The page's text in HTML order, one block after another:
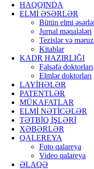
HAQQINDA
ELMİ ƏSƏRLƏR
Bütün elmi
Jurnal məqalələri
Tezislər və
Kitablar
KADR HAZIRLIĞI
Fəlsəfə doktorları
Elmlər doktorları
LAYİHƏLƏR
PATENTLƏR
MÜKAFATLAR
ELMİ NƏTİCƏLƏR
TƏTBİQ İŞLƏRİ
XƏBƏRLƏR
QALEREYA
Foto qalareya
Video qalareya
ƏLAQƏ